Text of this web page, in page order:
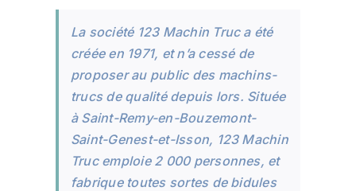
La société 123 Machin Truc a été
créée en 1971, et n’a cessé de
proposer au public des machins-
trucs de qualité depuis lors. Située
à Saint-Remy-en-Bouzemont-
Saint-Genest-et-Isson, 123 Machin
Truc emploie 2 000 personnes, et
fabrique toutes sortes de bidules